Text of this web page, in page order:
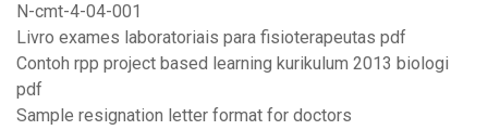
N-cmt-4-04-001
Livro exames laboratoriais para fisioterapeutas pdf
Contoh rpp project based learning kurikulum 2013 biologi
pdf
Sample resignation letter format for doctors